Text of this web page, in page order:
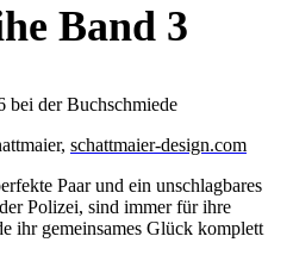
Band 3
bei der Buchschmiede
schattmaier-design.com
Paar und ein unschlagbares
Polizei, sind immer für ihre
ihr gemeinsames Glück komplett